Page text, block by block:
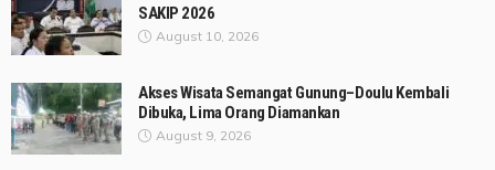
SAKIP 2026
August 10, 2026
Akses Wisata Semangat Gunung–Doulu Kembali
Dibuka, Lima Orang Diamankan
August 9, 2026